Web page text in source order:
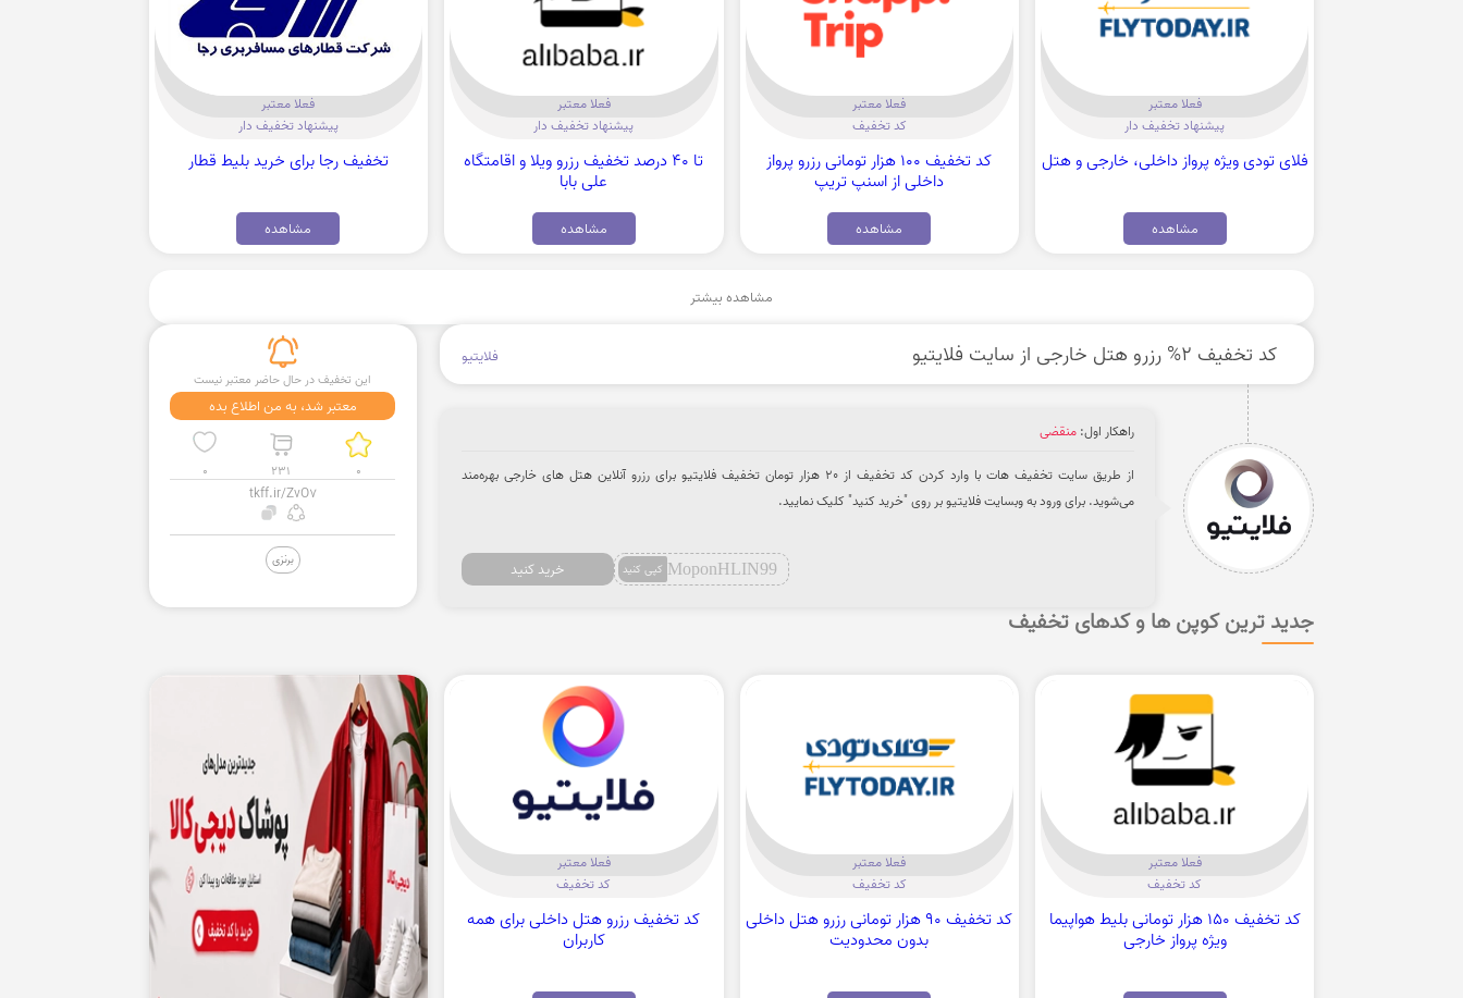
فعلا معتبر
پیشنهاد تخفیف دار
فلای تودی ویژه پرواز داخلی، خارجی و هتل
مشاهده
فعلا معتبر
کد تخفیف
کد تخفیف 100 هزار تومانی رزرو پرواز
داخلی از اسنپ تریپ
مشاهده
فعلا معتبر
پیشنهاد تخفیف دار
تا 40 درصد تخفیف رزرو ویلا و اقامتگاه
علی بابا
مشاهده
فعلا معتبر
پیشنهاد تخفیف دار
تخفیف رجا برای خرید بلیط قطار
مشاهده
مشاهده بیشتر
کد تخفیف 2% رزرو هتل خارجی از سایت فلایتیو فلایتیو
این تخفیف در حال حاضر معتبر نیست
معتبر شد، به من اطلاع بده
0 231 0
tkff.ir/ZvO7
برنزی
راهکار اول:منقضی
از طریق سایت تخفیف هات با وارد کردن کد تخفیف از 20 هزار تومان تخفیف فلایتیو برای رزرو آنلاین هتل های خارجی بهره‌مند
می‌شوید. برای ورود به وبسایت فلایتیو بر روی "خرید کنید" کلیک نمایید.
MoponHLIN99 کپی کنید خرید کنید
جدید ترین کوپن ها و کدهای تخفیف
فعلا معتبر
کد تخفیف
کد تخفیف 150 هزار تومانی بلیط هواپیما
ویژه پرواز خارجی
فعلا معتبر
کد تخفیف
کد تخفیف 90 هزار تومانی رزرو هتل داخلی
بدون محدودیت
فعلا معتبر
کد تخفیف
کد تخفیف رزرو هتل داخلی برای همه
کاربران